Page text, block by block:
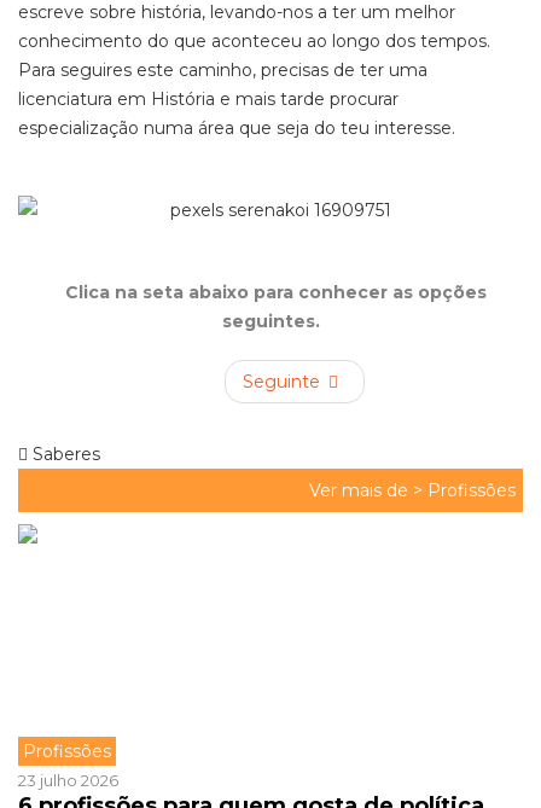
escreve sobre história, levando-nos a ter um melhor
conhecimento do que aconteceu ao longo dos tempos.
Para seguires este caminho, precisas de ter uma
licenciatura em História e mais tarde procurar
especialização numa área que seja do teu interesse.
Clica na seta abaixo para conhecer as opções
seguintes.
Seguinte
Saberes
Ver mais de > Profissões
Profissões
23 julho 2026